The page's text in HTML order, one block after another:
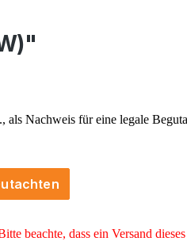
Nachweis für eine legale
beachte, dass ein Versand